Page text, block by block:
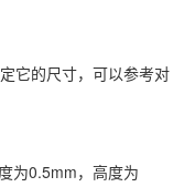
它的尺寸，可以参考对
为0.5mm，高度为